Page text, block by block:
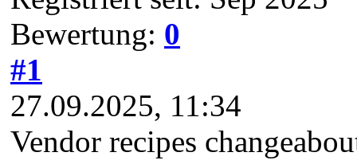
Bewertung: 0
#1
27.09.2025, 11:34
Vendor recipes